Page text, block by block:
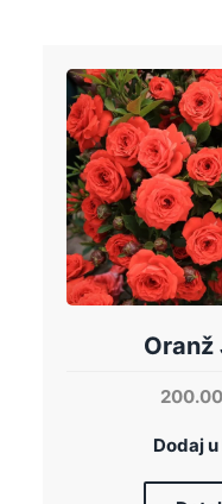
Oranž
200.00
Dodaj